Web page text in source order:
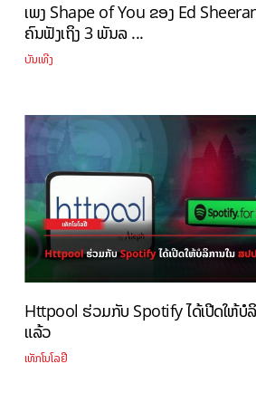
ເພງ Shape of You ຂອງ Ed
ຄົນຟັງເຖິງ 3 ພັນລ ...
ບັນເທີງ
Httpool ຮ່ວມກັບ Spotify ໄດ້ເປີດໃຫ້ບໍ
ແລ້ວ
ເທັກໂນໂລຢີ